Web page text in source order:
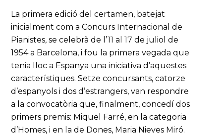
La primera edició del certamen, batejat
inicialment com a Concurs Internacional de
Pianistes, se celebrà de l’11 al 17 de juliol de
1954 a Barcelona, i fou la primera vegada que
tenia lloc a Espanya una iniciativa d’aquestes
característiques. Setze concursants, catorze
d’espanyols i dos d’estrangers, van respondre
a la convocatòria que, finalment, concedí dos
primers premis: Miquel Farré, en la categoria
d’Homes, i en la de Dones, Maria Nieves Miró.